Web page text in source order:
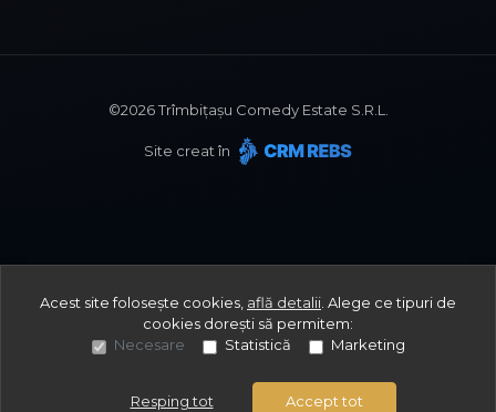
©2026Trîmbițașu Comedy Estate S.R.L.
Site creat în
Acest site folosește cookies, află detalii Alege ce tipuri de
cookies dorești să permitem:
Necesare
Statistică Marketing
Resping tot Accept tot